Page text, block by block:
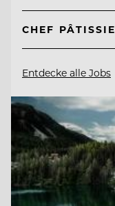
CHEF
Entdecke alle Jobs